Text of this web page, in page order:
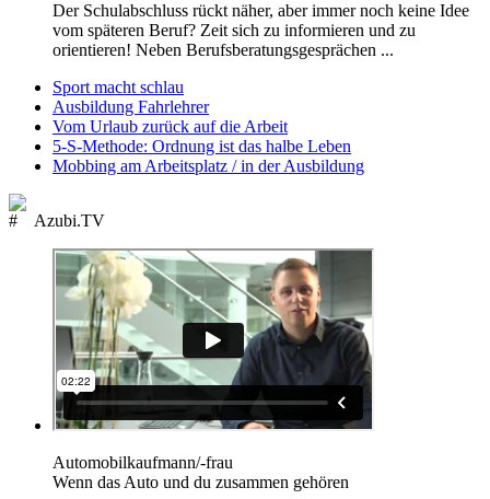
Der Schulabschluss rückt näher, aber immer noch keine Idee
vom späteren Beruf? Zeit sich zu informieren und zu
orientieren! Neben Berufsberatungsgesprächen ...
Sport macht schlau
Ausbildung Fahrlehrer
Vom Urlaub zurück auf die Arbeit
5-S-Methode: Ordnung ist das halbe Leben
Mobbing am Arbeitsplatz / in der Ausbildung
Azubi.TV
Automobilkaufmann/-frau
Wenn das Auto und du zusammen gehören